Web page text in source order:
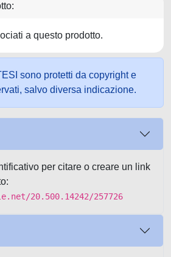
a questo prodotto.
sono protetti da copyright e
salvo diversa indicazione.
per citare o creare un link
20.500.14242/257726